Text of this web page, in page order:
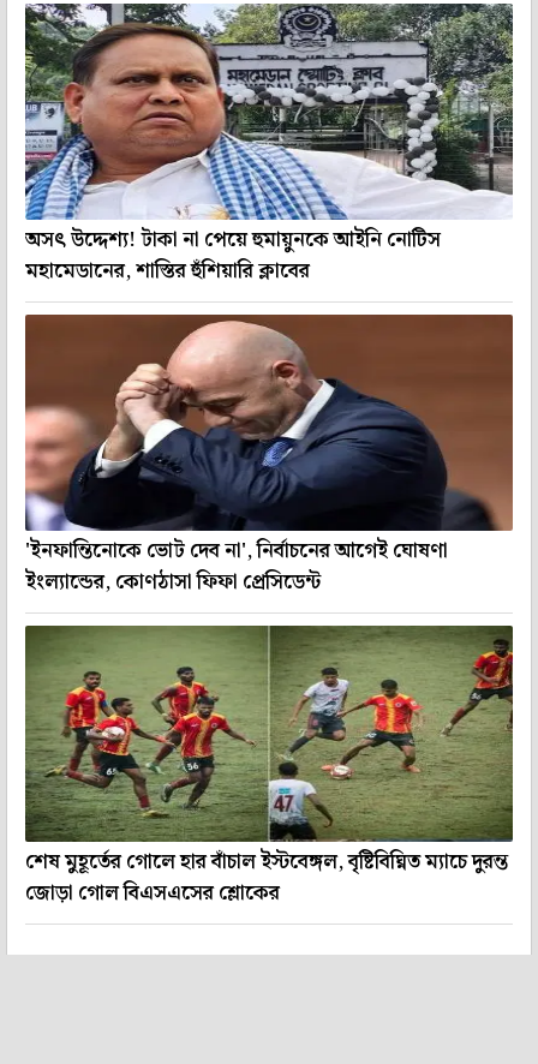
অসৎ উদ্দেশ্য! টাকা না পেয়ে হুমায়ুনকে আইনি নোটিস
মহামেডানের, শাস্তির হুঁশিয়ারি ক্লাবের
'ইনফান্তিনোকে ভোট দেব না', নির্বাচনের আগেই ঘোষণা
ইংল্যান্ডের, কোণঠাসা ফিফা প্রেসিডেন্ট
শেষ মুহূর্তের গোলে হার বাঁচাল ইস্টবেঙ্গল, বৃষ্টিবিঘ্নিত ম্যাচে দুরন্ত
জোড়া গোল বিএসএসের শ্লোকের